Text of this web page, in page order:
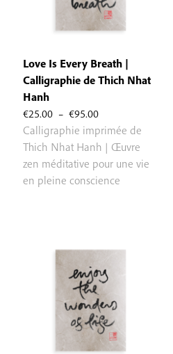
€25.00 – €95.00Plage
de
prix :
€25.00
à
Love Is Every Breath |
Calligraphie de Thich Nhat
Hanh
Calligraphie imprimée de
Thich Nhat Hanh | Œuvre
zen méditative pour une vie
en pleine conscience